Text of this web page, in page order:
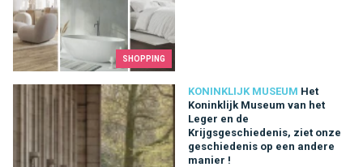
SHOPPING
KONINKLIJK MUSEUM Het
Koninklijk Museum van het
Leger en de
Krijgsgeschiedenis, ziet onze
geschiedenis op een andere
manier !
Het Koninklijk Museum van het Leger en de